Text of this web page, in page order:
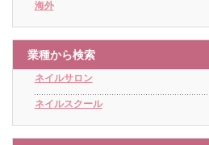
海外
業種から検索
ネイルサロン
ネイルスクール